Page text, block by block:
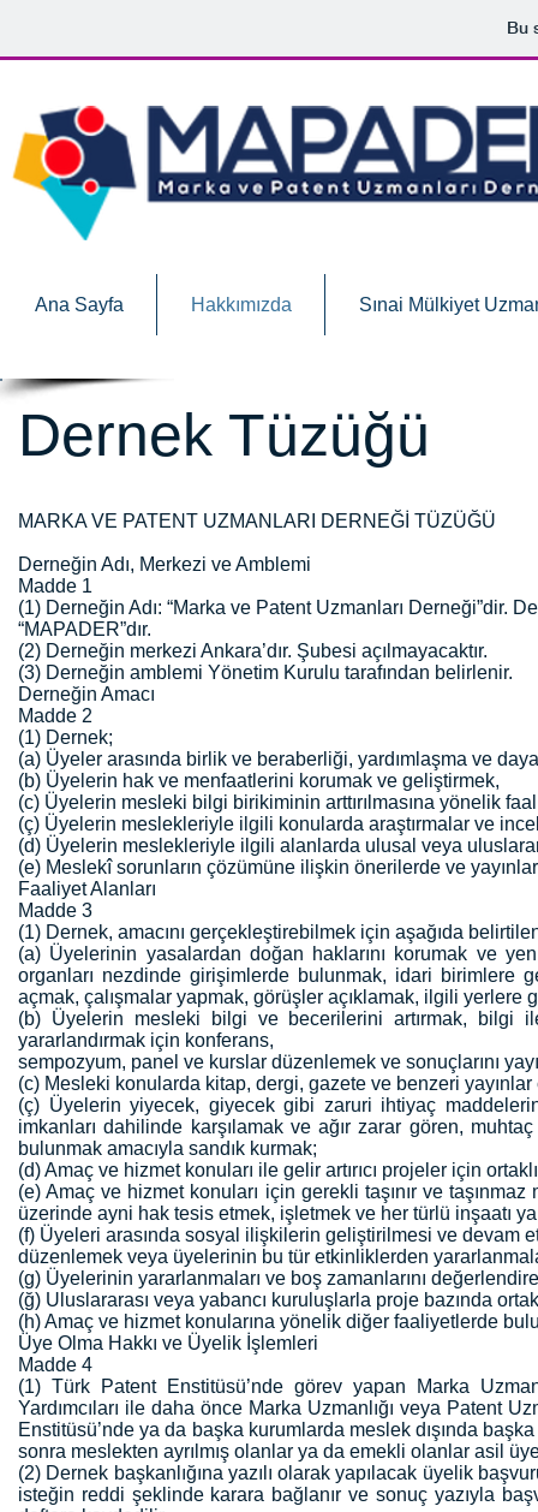
Bu
Ana Sayfa Hakkımızda Sınai Mülkiyet
Dernek Tüzüğü
MARKA VE PATENT UZMANLARI DERNEĞİ TÜZÜĞÜ
Derneğin Adı, Merkezi ve Amblemi
Madde 1
(1) Derneğin Adı: “Marka ve Patent Uzmanları Derneği”dir.
“MAPADER”dır.
(2) Derneğin merkezi Ankara’dır. Şubesi açılmayacaktır.
(3) Derneğin amblemi Yönetim Kurulu tarafından belirlenir.
Derneğin Amacı
Madde 2
(1) Dernek;
(a) Üyeler arasında birlik ve beraberliği, yardımlaşma ve
(b) Üyelerin hak ve menfaatlerini korumak ve geliştirmek,
(c) Üyelerin mesleki bilgi birikiminin arttırılmasına yönelik
(ç) Üyelerin meslekleriyle ilgili konularda araştırmalar ve
(d) Üyelerin meslekleriyle ilgili alanlarda ulusal veya
(e) Meslekî sorunların çözümüne ilişkin önerilerde ve
Faaliyet Alanları
Madde 3
(1) Dernek, amacını gerçekleştirebilmek için aşağıda
(a) Üyelerinin yasalardan doğan haklarını korumak ve
organları nezdinde girişimlerde bulunmak, idari birimlere
açmak, çalışmalar yapmak, görüşler açıklamak, ilgili
(b) Üyelerin mesleki bilgi ve becerilerini artırmak,
yararlandırmak için konferans,
sempozyum, panel ve kurslar düzenlemek ve sonuçlarını
(c) Mesleki konularda kitap, dergi, gazete ve benzeri yayınlar
(ç) Üyelerin yiyecek, giyecek gibi zaruri ihtiyaç
imkanları dahilinde karşılamak ve ağır zarar gören,
bulunmak amacıyla sandık kurmak;
(d) Amaç ve hizmet konuları ile gelir artırıcı projeler için
(e) Amaç ve hizmet konuları için gerekli taşınır ve
üzerinde ayni hak tesis etmek, işletmek ve her türlü inşaatı
(f) Üyeleri arasında sosyal ilişkilerin geliştirilmesi ve devam
düzenlemek veya üyelerinin bu tür etkinliklerden
(g) Üyelerinin yararlanmaları ve boş zamanlarını
(ğ) Uluslararası veya yabancı kuruluşlarla proje bazında
(h) Amaç ve hizmet konularına yönelik diğer faaliyetlerde
Üye Olma Hakkı ve Üyelik İşlemleri
Madde 4
(1) Türk Patent Enstitüsü’nde görev yapan Marka
Yardımcıları ile daha önce Marka Uzmanlığı veya Patent
Enstitüsü’nde ya da başka kurumlarda meslek dışında
sonra meslekten ayrılmış olanlar ya da emekli olanlar asil
(2) Dernek başkanlığına yazılı olarak yapılacak üyelik
isteğin reddi şeklinde karara bağlanır ve sonuç yazıyla